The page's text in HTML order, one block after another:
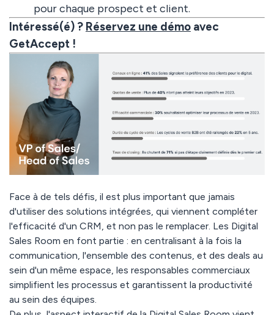
pour chaque prospect et client.
Intéressé(é) ? Réservez une démoavec
GetAccept !
Face à de tels défis, il est plus important que jamais
d'utiliser des solutions intégrées, qui viennent compléter
l'efficacité d'un CRM, et non pas le remplacer. Les Digital
Sales Room en font partie : en centralisant à la fois la
communication, l'ensemble des contenus, et des deals au
sein d'un même espace, les responsables commerciaux
simplifient les processus et garantissent la productivité
au sein des équipes.